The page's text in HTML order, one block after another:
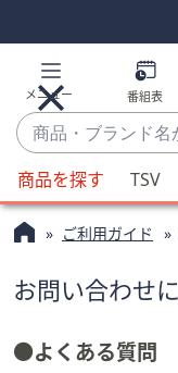
Links
Links2
メニュー 番組表
商
品・
ブ
ラ
ン
名
か
探
候
補
が
利
可
な
商品を探す TSV
QVCご利用ガイド
お問い合わせ
●よくある質問